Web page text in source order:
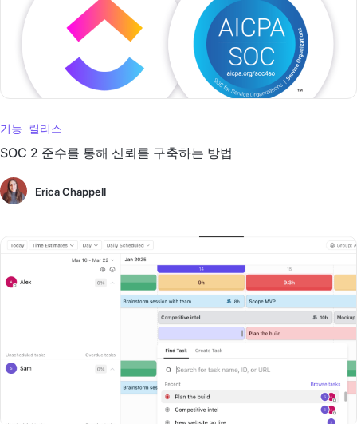
기능 릴리스
SOC 2 준수를 통해 신뢰를 구축하는 방법
Erica Chappell